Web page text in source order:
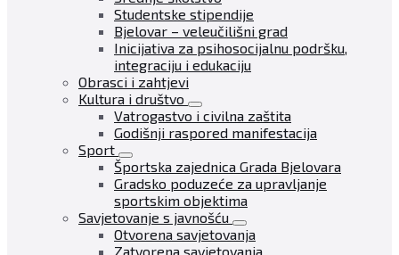
Studentske stipendije
Bjelovar – veleučilišni grad
Inicijativa za psihosocijalnu podršku,
integraciju i edukaciju
Obrasci i zahtjevi
Kultura i društvo
Vatrogastvo i civilna zaštita
Godišnji raspored manifestacija
Sport
Športska zajednica Grada Bjelovara
Gradsko poduzeće za upravljanje
sportskim objektima
Savjetovanje s javnošću
Otvorena savjetovanja
Zatvorena savjetovanja